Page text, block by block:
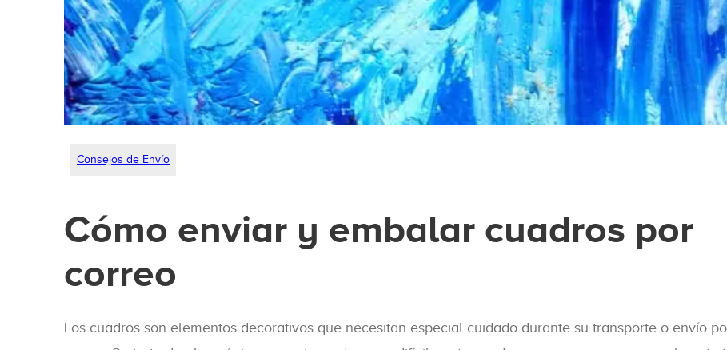
Consejos de Envío
Cómo enviar y embalar cuadros por
correo
Los cuadros son elementos decorativos que necesitan especial cuidado durante su transporte o envío